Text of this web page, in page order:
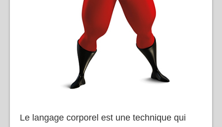
Le langage corporel est une technique qui